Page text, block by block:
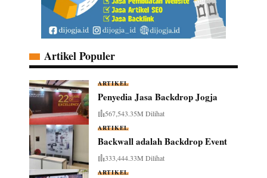
Artikel Populer
ARTIKEL
Penyedia Jasa Backdrop Jogja
567,543.35M Dilihat
ARTIKEL
Backwall adalah Backdrop Event
333,444.33M Dilihat
ARTIKEL